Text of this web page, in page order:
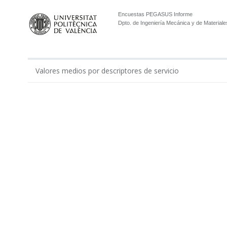
Encuestas PEGASUS Informe
Dpto. de Ingeniería Mecánica y de
Valores medios por descriptores de servicio